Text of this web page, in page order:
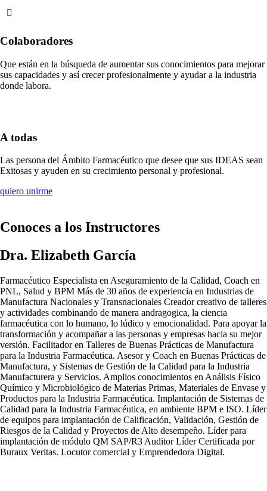
Colaboradores
Que están en la búsqueda de aumentar sus conocimientos para mejorar
sus capacidades y así crecer profesionalmente y ayudar a la industria
donde labora.
A todas
Las persona del Ámbito Farmacéutico que desee que sus IDEAS sean
Exitosas y ayuden en su crecimiento personal y profesional.
quiero unirme
Conoces a los Instructores
Dra. Elizabeth García
Farmacéutico Especialista en Aseguramiento de la Calidad, Coach en
PNL, Salud y BPM Más de 30 años de experiencia en Industrias de
Manufactura Nacionales y Transnacionales Creador creativo de talleres
y actividades combinando de manera andragogica, la ciencia
farmacéutica con lo humano, lo lúdico y emocionalidad. Para apoyar la
transformación y acompañar a las personas y empresas hacia su mejor
versión. Facilitador en Talleres de Buenas Prácticas de Manufactura
para la Industria Farmacéutica. Asesor y Coach en Buenas Prácticas de
Manufactura, y Sistemas de Gestión de la Calidad para la Industria
Manufacturera y Servicios. Amplios conocimientos en Análisis Físico
Químico y Microbiológico de Materias Primas, Materiales de Envase y
Productos para la Industria Farmacéutica. Implantación de Sistemas de
Calidad para la Industria Farmacéutica, en ambiente BPM e ISO. Líder
de equipos para implantación de Calificación, Validación, Gestión de
Riesgos de la Calidad y Proyectos de Alto desempeño. Líder para
implantación de módulo QM SAP/R3 Auditor Líder Certificada por
Buraux Veritas. Locutor comercial y Emprendedora Digital.